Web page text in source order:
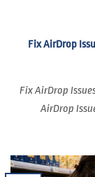
Fix AirDrop
Fix AirDrop
AirDrop